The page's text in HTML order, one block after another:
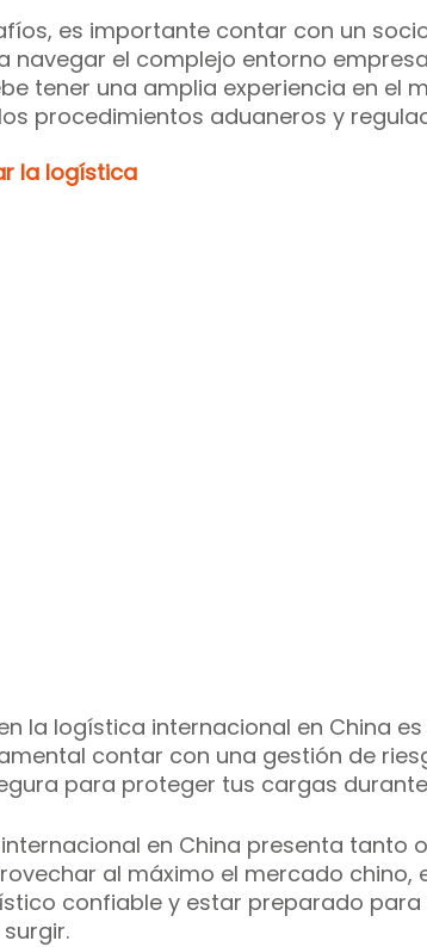
es importante contar con un
navegar el complejo entorno
tener una amplia experiencia en el
procedimientos aduaneros y
la logística
la logística internacional en China
contar con una gestión de
para proteger tus cargas
en China presenta tanto
al máximo el mercado chino,
confiable y estar preparado para